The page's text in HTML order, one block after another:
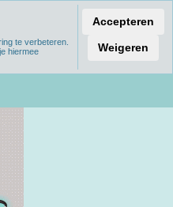
te verbeteren.
hiermee
Accepteren
Weigeren